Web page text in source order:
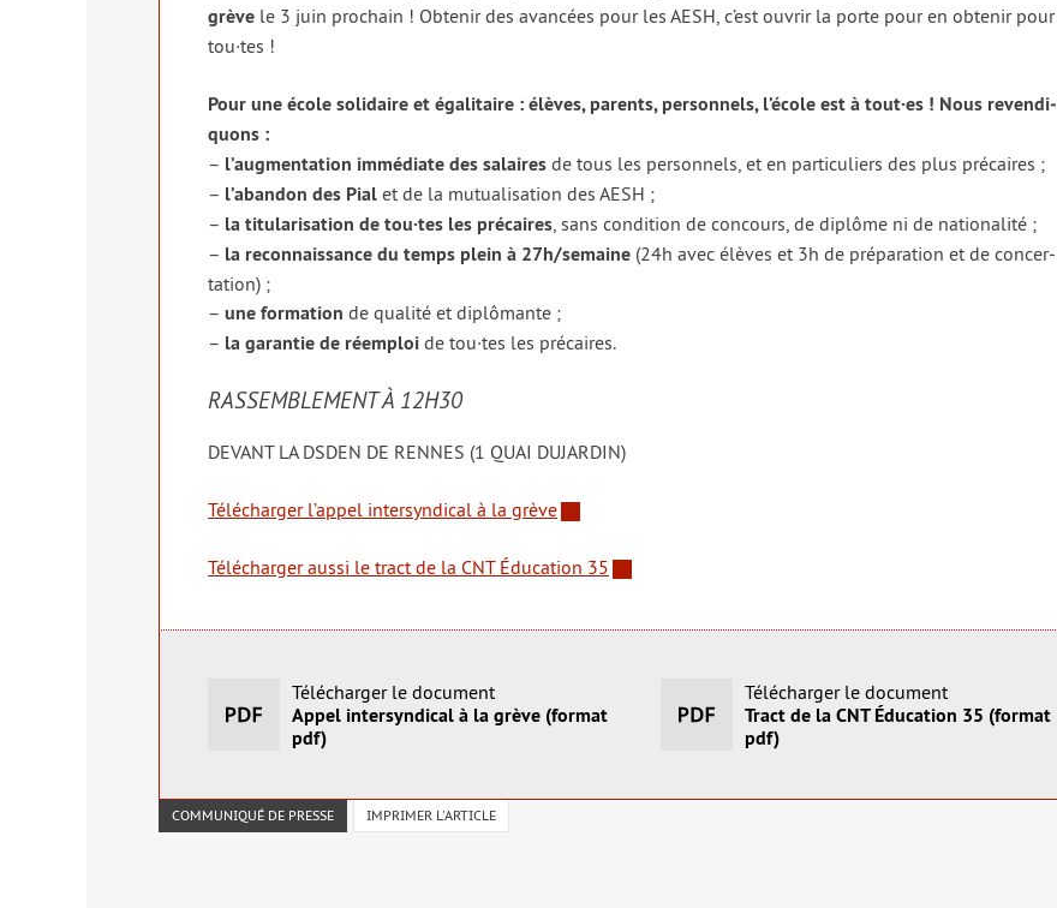
grève le 3 juin pro­chain ! Obtenir des avan­cées pour les AESH, c’est ouvrir la porte pour en obte­nir pour
tou·tes !
Pour une école soli­daire et éga­li­taire : élèves, parents, per­son­nels, l’école est à tout·es ! Nous reven­di­
quons :
– l’augmentation immé­diate des salaires de tous les per­son­nels, et en par­ti­cu­liers des plus pré­caires ;
– l’abandon des Pial et de la mutua­li­sa­tion des AESH ;
– la titu­la­ri­sa­tion de tou·tes les pré­caires , sans condi­tion de concours, de diplôme ni de natio­na­li­té ;
– la recon­nais­sance du temps plein à 27h/​semaine (24h avec élèves et 3h de pré­pa­ra­tion et de concer­
ta­tion) ;
– une for­ma­tion de qua­li­té et diplô­mante ;
– la garan­tie de réem­ploi de tou·tes les pré­caires.
RASSEMBLEMENT À 12H30
DEVANT LA DSDEN DE RENNES (1 QUAI DUJARDIN)
Télécharger l’ap­pel inter­syn­di­cal à la grève
Télécharger aus­si le tract de la CNT Éducation 35
Télécharger le document
Appel intersyndical à la grève (format
pdf)
Télécharger le document
Tract de la CNT Éducation 35 (format
pdf)
COMMUNIQUÉ DE PRESSE IMPRIMER L'ARTICLE